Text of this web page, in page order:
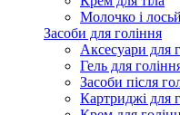
Молочко і
Засоби для гоління
Аксесуари для
Гель для
Засоби після
Картриджі для